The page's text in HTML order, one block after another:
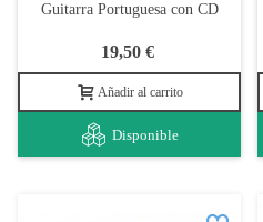
Guitarra Portuguesa con CD
19,50 €
Añadir al carrito
Disponible